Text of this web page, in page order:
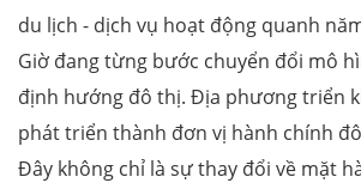
du lịch - dịch vụ hoạt động quanh
Giờ đang từng bước chuyển đổi mô
định hướng đô thị. Địa phương triển
phát triển thành đơn vị hành chính
Đây không chỉ là sự thay đổi về mặt